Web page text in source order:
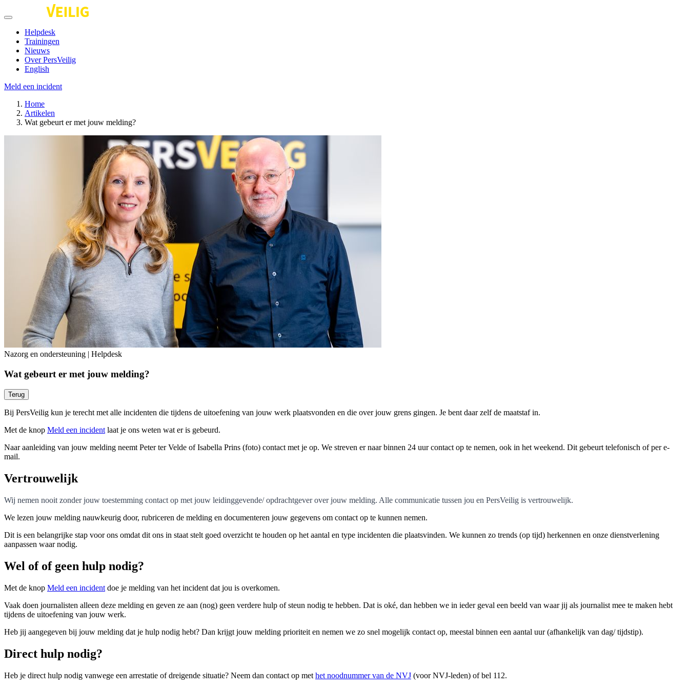
Helpdesk
Trainingen
Nieuws
Over PersVeilig
English
Meld een incident
Home
Artikelen
Wat gebeurt er met jouw melding?
Nazorg en ondersteuning | Helpdesk
Wat gebeurt er met jouw melding?
Terug
Bij PersVeilig kun je terecht met alle incidenten die tijdens de uitoefening van jouw werk plaatsvonden en die over jouw grens gingen. Je bent daar zelf de maatstaf in.
Met de knop Meld een incidentlaat je ons weten wat er is gebeurd.
Naar aanleiding van jouw melding neemt Peter ter Velde of Isabella Prins (foto) contact met je op. We streven er naar binnen 24 uur contact op te nemen, ook in het weekend. Dit gebeurt telefonisch of per e-
mail.
Vertrouwelijk
Wij nemen nooit zonder jouw toestemming contact op met jouw leidinggevende/ opdrachtgever over jouw melding. Alle communicatie tussen jou en PersVeilig is vertrouwelijk.
We lezen jouw melding nauwkeurig door, rubriceren de melding en documenteren jouw gegevens om contact op te kunnen nemen.
Dit is een belangrijke stap voor ons omdat dit ons in staat stelt goed overzicht te houden op het aantal en type incidenten die plaatsvinden. We kunnen zo trends (op tijd) herkennen en onze dienstverlening
aanpassen waar nodig.
Wel of of geen hulp nodig?
Met de knop Meld een incident doe je melding van het incident dat jou is overkomen.
Vaak doen journalisten alleen deze melding en geven ze aan (nog) geen verdere hulp of steun nodig te hebben. Dat is oké, dan hebben we in ieder geval een beeld van waar jij als journalist mee te maken hebt
tijdens de uitoefening van jouw werk.
Heb jij aangegeven bij jouw melding dat je hulp nodig hebt? Dan krijgt jouw melding prioriteit en nemen we zo snel mogelijk contact op, meestal binnen een aantal uur (afhankelijk van dag/ tijdstip).
Direct hulp nodig?
Heb je direct hulp nodig vanwege een arrestatie of dreigende situatie? Neem dan contact op met het noodnummer van de NVJ (voor NVJ-leden) of bel 112.